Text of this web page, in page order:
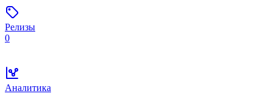
Релизы
0
Аналитика